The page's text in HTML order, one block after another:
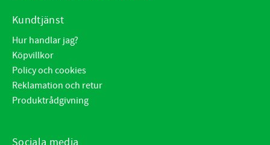
Kundtjänst
Hur handlar jag?
Köpvillkor
Policy och cookies
Reklamation och retur
Produktrådgivning